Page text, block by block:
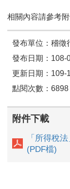
相關內容請參考
發布單位：稽徵
發布日期：108-
更新日期：109-
點閱次數：6898
附件下載
「所得稅
(PDF檔)